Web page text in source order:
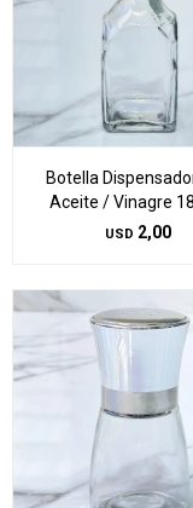
Botella
Aceite / Vinagre
USD 2,00